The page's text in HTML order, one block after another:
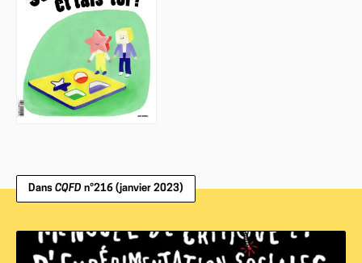
Dans CQFD n°216 (janvier 2023)